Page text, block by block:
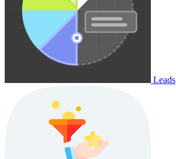
Leads